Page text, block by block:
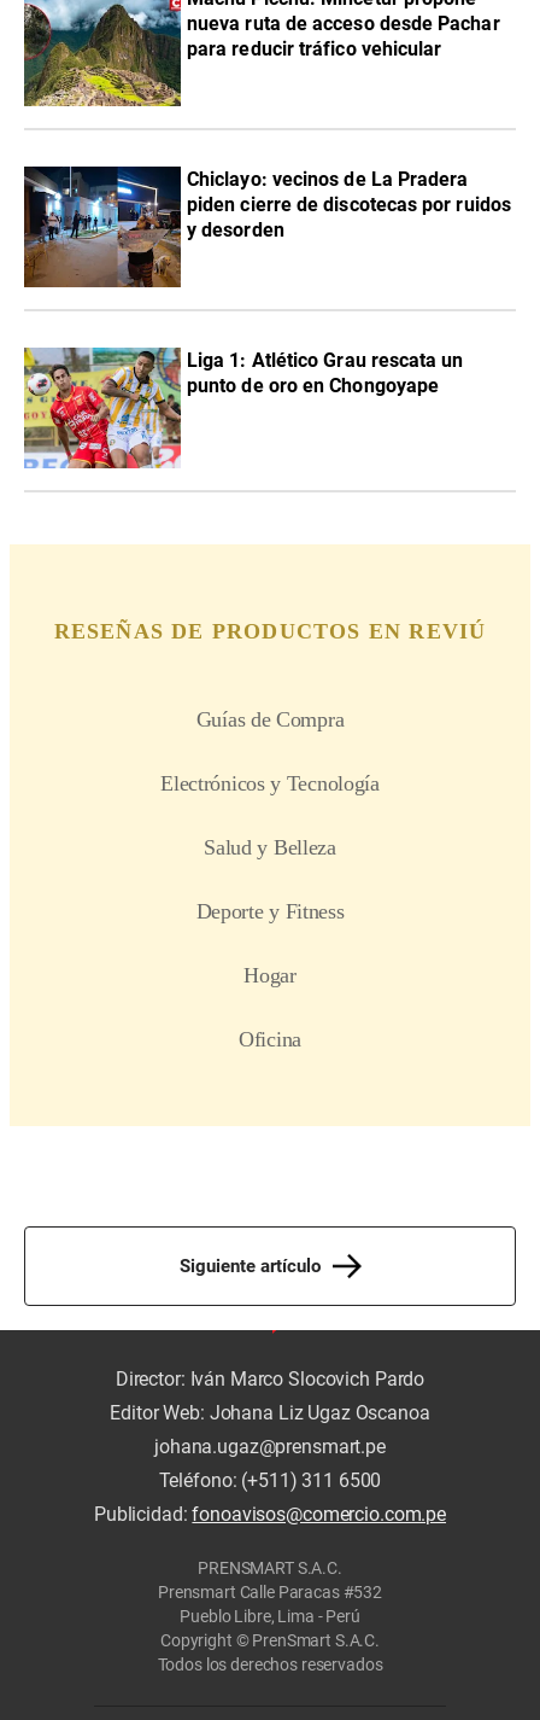
nueva ruta de acceso desde Pachar
para reducir tráfico vehicular
Chiclayo: vecinos de La Pradera
piden cierre de discotecas por ruidos
y desorden
Liga 1: Atlético Grau rescata un
punto de oro en Chongoyape
Siguiente artículo
Director: Iván Marco Slocovich Pardo
Editor Web: Johana Liz Ugaz Oscanoa
johana.ugaz@prensmart.pe
Teléfono: (+511) 311 6500
Publicidad:fonoavisos@comercio.com.pe
PRENSMART S.A.C.
Prensmart Calle Paracas #532
Pueblo Libre, Lima - Perú
Copyright © PrenSmart S.A.C.
Todos los derechos reservados